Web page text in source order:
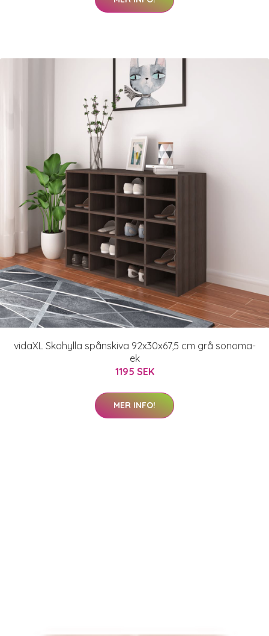
vidaXL Skohylla spånskiva 92x30x67,5 cm grå sonoma-
ek
1195 SEK
MER INFO!